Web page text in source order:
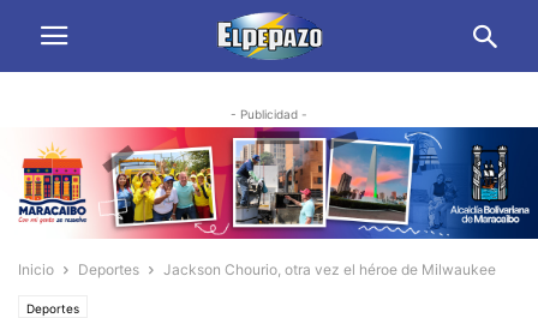
- Publicidad -
Inicio Deportes Jackson Chourio, otra vez el héroe de Milwaukee
Deportes